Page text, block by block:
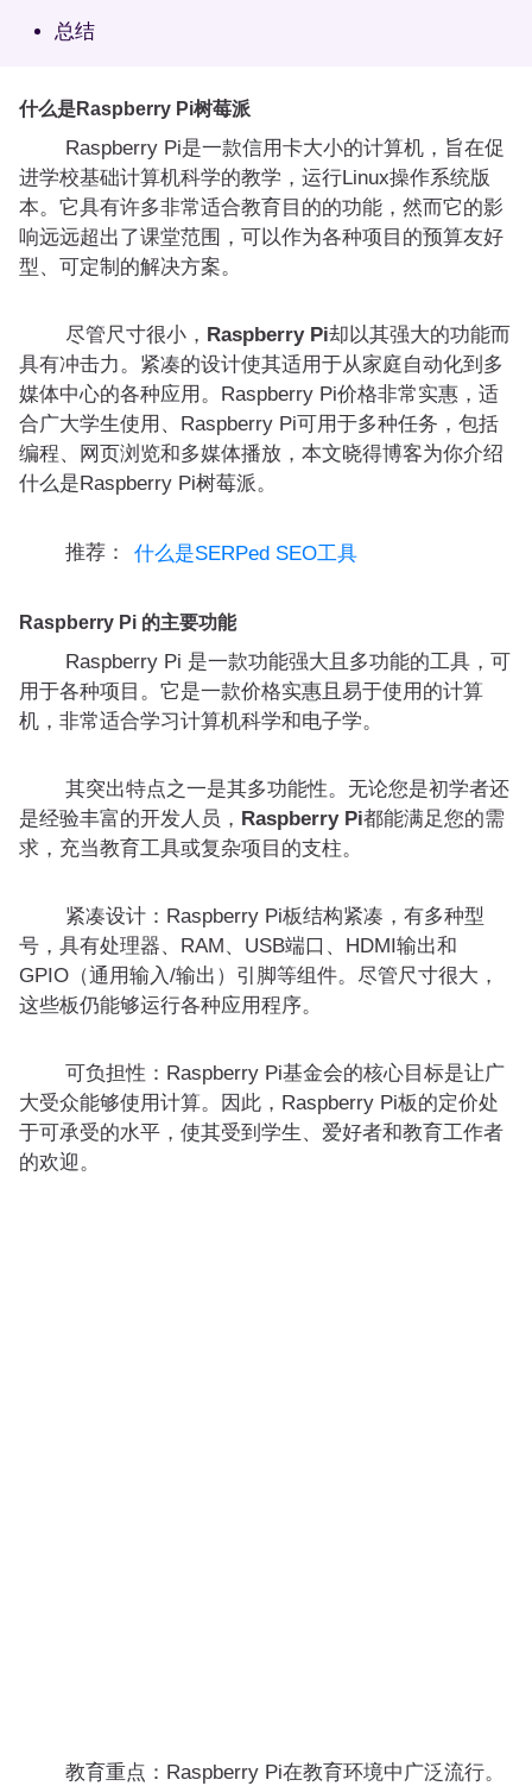
总结
什么是Raspberry Pi树莓派
Raspberry Pi是一款信用卡大小的计算机，旨在促
进学校基础计算机科学的教学，运行Linux操作系统版
本。它具有许多非常适合教育目的的功能，然而它的影
响远远超出了课堂范围，可以作为各种项目的预算友好
型、可定制的解决方案。
尽管尺寸很小， Raspberry Pi却以其强大的功能而
具有冲击力。紧凑的设计使其适用于从家庭自动化到多
媒体中心的各种应用。Raspberry Pi价格非常实惠，适
合广大学生使用、Raspberry Pi可用于多种任务，包括
编程、网页浏览和多媒体播放，本文晓得博客为你介绍
什么是Raspberry Pi树莓派。
推荐： 什么是SERPed SEO工具
Raspberry Pi 的主要功能
Raspberry Pi 是一款功能强大且多功能的工具，可
用于各种项目。它是一款价格实惠且易于使用的计算
机，非常适合学习计算机科学和电子学。
其突出特点之一是其多功能性。无论您是初学者还
是经验丰富的开发人员， Raspberry Pi都能满足您的需
求，充当教育工具或复杂项目的支柱。
紧凑设计：Raspberry Pi板结构紧凑，有多种型
号，具有处理器、RAM、USB端口、HDMI输出和
GPIO（通用输入/输出）引脚等组件。尽管尺寸很大，
这些板仍能够运行各种应用程序。
可负担性：Raspberry Pi基金会的核心目标是让广
大受众能够使用计算。因此，Raspberry Pi板的定价处
于可承受的水平，使其受到学生、爱好者和教育工作者
的欢迎。
教育重点：Raspberry Pi在教育环境中广泛流行。